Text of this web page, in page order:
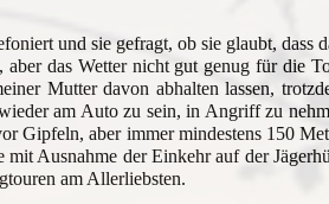
und sie gefragt, ob sie glaubt, dass
das Wetter nicht gut genug für die
Mutter davon abhalten lassen,
am Auto zu sein, in Angriff zu
Gipfeln, aber immer mindestens 150
Ausnahme der Einkehr auf der
am Allerliebsten.